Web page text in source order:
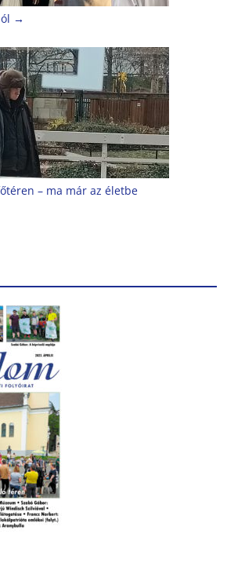
→
– ma már az életbe